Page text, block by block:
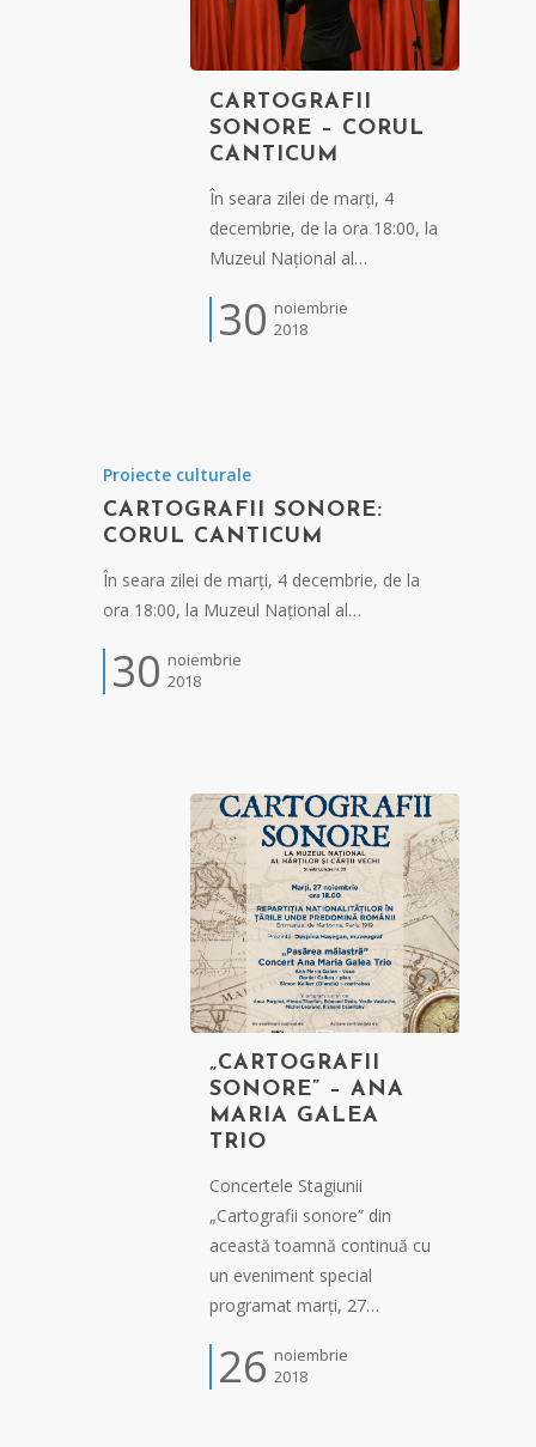
CARTOGRAFII
SONORE – CORUL
CANTICUM
În seara zilei de marți, 4
decembrie, de la ora 18:00, la
Muzeul Național al…
30 noiembrie
2018
Proiecte culturale
CARTOGRAFII SONORE:
CORUL CANTICUM
În seara zilei de marți, 4 decembrie, de la
ora 18:00, la Muzeul Național al…
30 noiembrie
2018
„CARTOGRAFII
SONORE” – ANA
MARIA GALEA
TRIO
Concertele Stagiunii
„Cartografii sonore” din
această toamnă continuă cu
un eveniment special
programat marți, 27…
26 noiembrie
2018